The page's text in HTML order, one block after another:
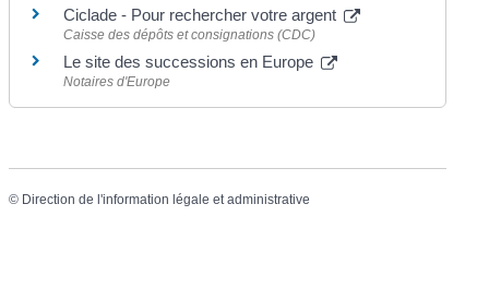
Ciclade - Pour rechercher votre argent
Caisse des dépôts et consignations (CDC)
Le site des successions en Europe
Notaires d'Europe
© Direction de l'information légale et administrative